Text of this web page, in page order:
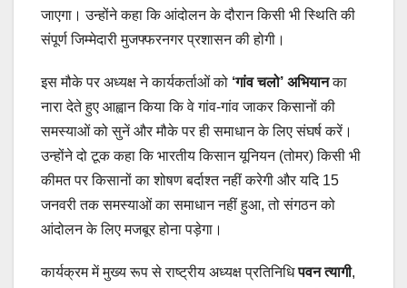
जाएगा। उन्होंने कहा कि आंदोलन के दौरान किसी भी स्थिति की
संपूर्ण जिम्मेदारी मुजफ्फरनगर प्रशासन की होगी।
इस मौके पर अध्यक्ष ने कार्यकर्ताओं को ‘गांव चलो’ अभियानका
नारा देते हुए आह्वान किया कि वे गांव-गांव जाकर किसानों की
समस्याओं को सुनें और मौके पर ही समाधान के लिए संघर्ष करें।
उन्होंने दो टूक कहा कि भारतीय किसान यूनियन (तोमर) किसी भी
कीमत पर किसानों का शोषण बर्दाश्त नहीं करेगी और यदि 15
जनवरी तक समस्याओं का समाधान नहीं हुआ, तो संगठन को
आंदोलन के लिए मजबूर होना पड़ेगा।
कार्यक्रम में मुख्य रूप से राष्ट्रीय अध्यक्ष प्रतिनिधिपवन त्यागी,